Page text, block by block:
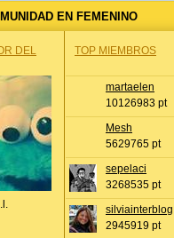
EN FEMENINO
DEL
TOP MIEMBROS
martaelen
10126983 pt
Mesh
5629765 pt
sepelaci
3268535 pt
silviainterblog
2945919 pt